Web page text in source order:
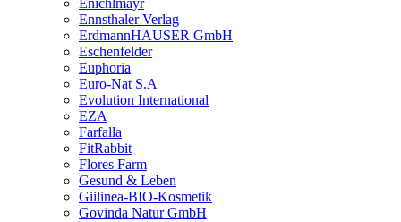
Enichlmayr
Ennsthaler Verlag
ErdmannHAUSER GmbH
Eschenfelder
Euphoria
Euro-Nat S.A
Evolution International
EZA
Farfalla
FitRabbit
Flores Farm
Gesund & Leben
Giilinea-BIO-Kosmetik
Govinda Natur GmbH